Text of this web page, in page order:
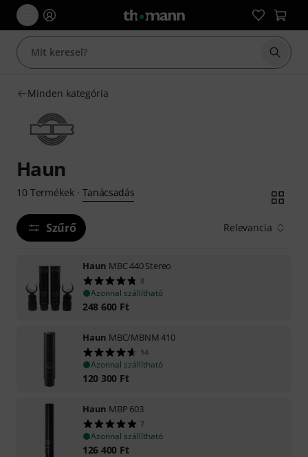
Minden kategória
Haun
10 Termékek· Tanácsadás
Szűrő Relevancia
Haun MBC 440 Stereo
8
Azonnal szállítható
248 600 Ft
Haun MBC/MBNM 410
14
Azonnal szállítható
120 300 Ft
Haun MBP 603
7
Azonnal szállítható
126 400 Ft